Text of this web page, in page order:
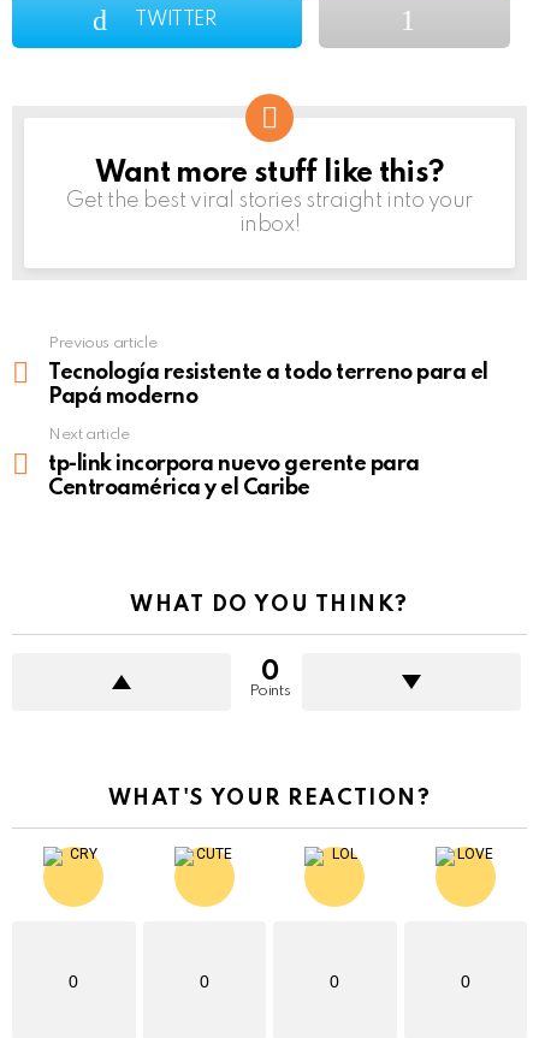
TWITTER
NEWSLETTER
Want more stuff like this?
Get the best viral stories straight into your
inbox!
more
Previous article
Tecnología resistente a todo terreno para el
Papá moderno
Next article
tp-link incorpora nuevo gerente para
Centroamérica y el Caribe
WHAT DO YOU THINK?
0
Points
WHAT'S YOUR REACTION?
0 0 0 0